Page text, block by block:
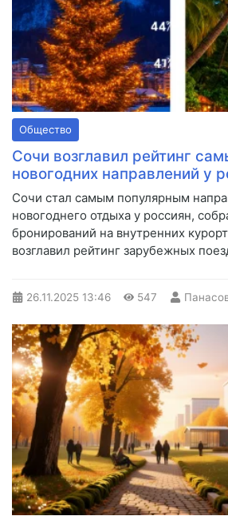
Общество
Сочи возглавил рейтинг
новогодних направлений у
Сочи стал самым популярным
новогоднего отдыха у россиян,
бронирований на внутренних
возглавил рейтинг зарубежных
26.11.2025 13:46 547